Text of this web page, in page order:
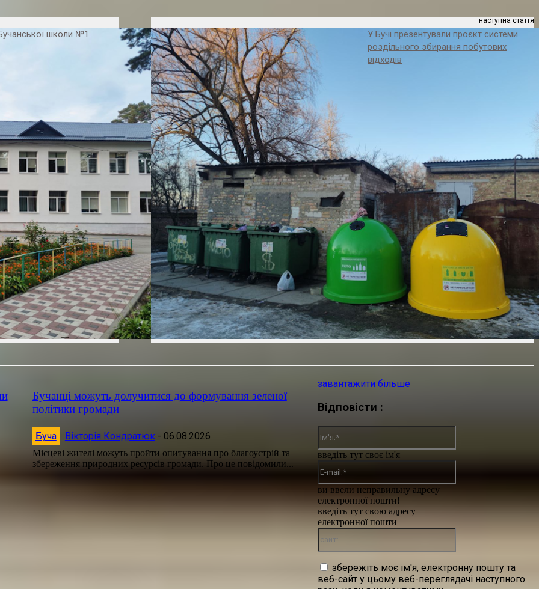
школи №1
наступна стаття
У Бучі презентували проєкт системи
роздільного збирання побутових
відходів
Бучанці можуть долучитися до формування зеленої
політики громади
Буча Вікторія Кондратюк - 06.08.2026
Місцеві жителі можуть пройти опитування про благоустрій та
збереження природних ресурсів громади. Про це повідомили...
завантажити більше
Відповісти :
Ім'я:*
введіть тут своє ім'я
E-
ви ввели неправильну адресу
електронної пошти!
введіть тут свою адресу
електронної пошти
сайт:
збережіть моє ім'я, електронну пошту та
веб-сайт у цьому веб-переглядачі наступного